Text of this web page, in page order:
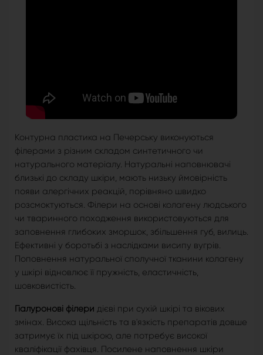
Контурна пластика на Печерську виконуються
філерами з різним складом синтетичного чи
натурального матеріалу. Натуральні наповнювачі
близькі до складу шкіри, мають низьку ймовірність
появи алергічних реакцій, порівняно швидко
розсмоктуються. Філери на основі колагену людського
чи тваринного походження використовуються для
заповнення глибоких зморшок, збільшення губ, вилиць.
Ефективні у боротьбі з наслідками висипу вугрів.
Поповнення натуральної сполучної тканини колагену
у шкірі відновлює її пружність, еластичність,
шовковистість.
Гіалуронові філери дієві при сухій шкірі та вікових
змінах. Висока щільність та в'язкість препаратів довше
затримує їх під шкірою, але потребує високої
кваліфікації фахівця. Посилене наповнення шкіри